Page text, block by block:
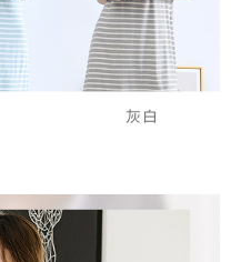
址：
或監護人之同意方可使用
起之損失，本公司不負相關責
別帳號之用戶狀況，依本公司即
使用額度並採取法律行動。